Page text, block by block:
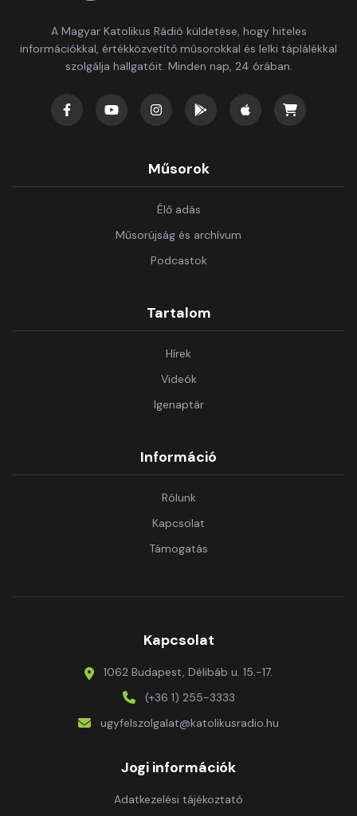
A Magyar Katolikus Rádió küldetése, hogy hiteles
információkkal, értékközvetítő műsorokkal és lelki táplálékkal
szolgálja hallgatóit. Minden nap, 24 órában.
Műsorok
Élő adás
Műsorújság és archívum
Podcastok
Tartalom
Hírek
Videók
Igenaptár
Információ
Rólunk
Kapcsolat
Támogatás
Kapcsolat
1062 Budapest, Délibáb u. 15.-17.
(+36 1) 255-3333
ugyfelszolgalat@katolikusradio.hu
Jogi információk
Adatkezelési tájékoztató